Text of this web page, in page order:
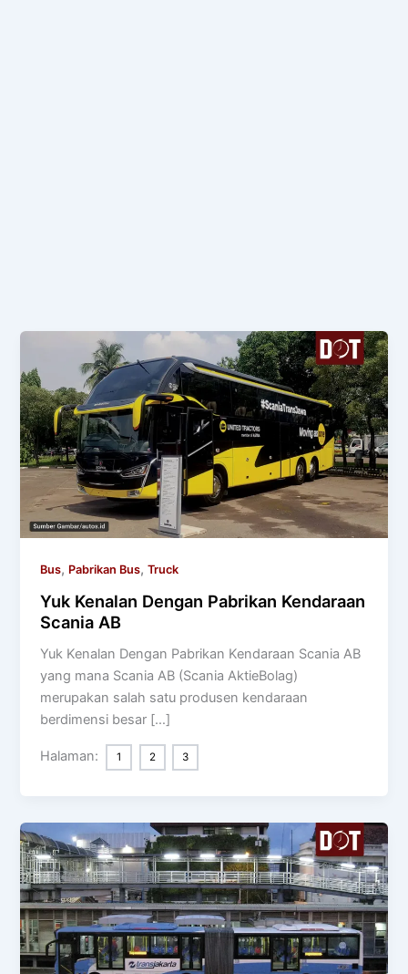
Bus, Pabrikan Bus,Truck
Yuk Kenalan Dengan Pabrikan Kendaraan
Scania AB
Yuk Kenalan Dengan Pabrikan Kendaraan Scania AB
yang mana Scania AB (Scania AktieBolag)
merupakan salah satu produsen kendaraan
berdimensi besar […]
Halaman: 1 2 3